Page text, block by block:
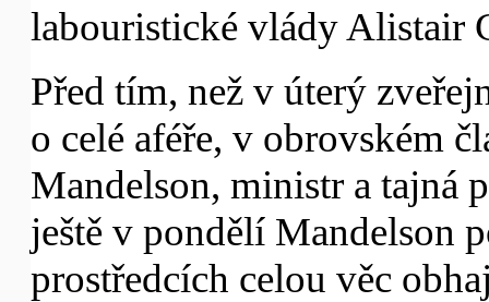
labouristické vlády Alistair
Před tím, než v úterý
o celé aféře, v obrovském
Mandelson, ministr a tajná
ještě v pondělí Mandelson
prostředcích celou věc